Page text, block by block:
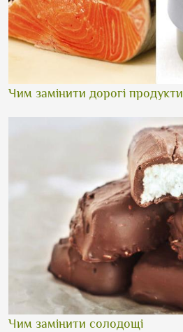
Чим замінити дорогі продукти
Чим замінити солодощі